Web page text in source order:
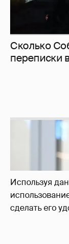
Используя
сделать его
Никита